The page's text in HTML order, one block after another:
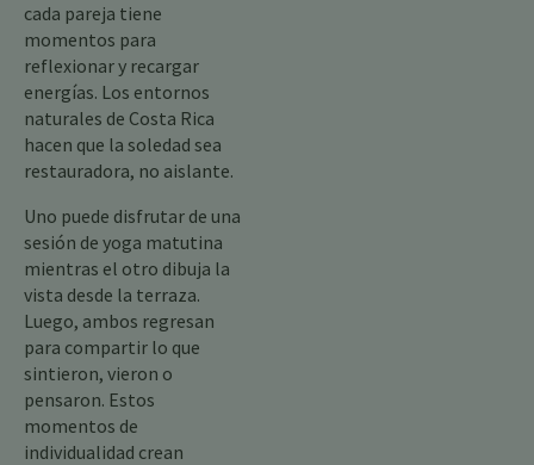
cada pareja tiene
momentos para
reflexionar y recargar
energías. Los entornos
naturales de Costa Rica
hacen que la soledad sea
restauradora, no aislante.
Uno puede disfrutar de una
sesión de yoga matutina
mientras el otro dibuja la
vista desde la terraza.
Luego, ambos regresan
para compartir lo que
sintieron, vieron o
pensaron. Estos
momentos de
individualidad crean